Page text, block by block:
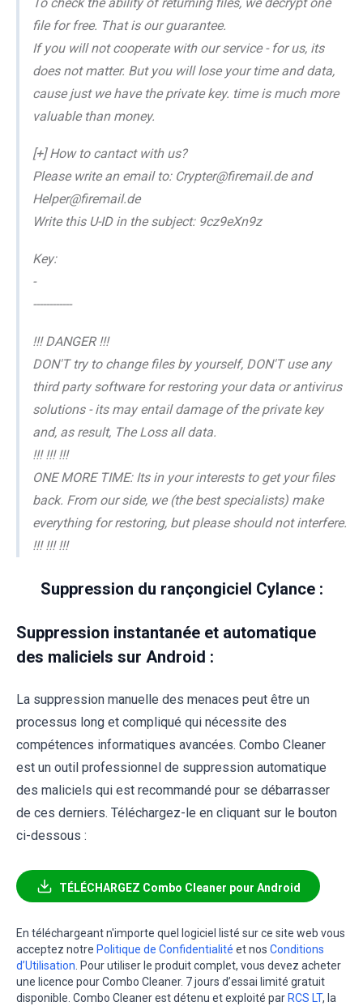
file for free. That is our guarantee.
If you will not cooperate with our service - for us, its
does not matter. But you will lose your time and data,
cause just we have the private key. time is much more
valuable than money.
[+] How to cantact with us?
Please write an email to: Crypter@firemail.de and
Helper@firemail.de
Write this U-ID in the subject: 9cz9eXn9z
Key:
-
------------
!!! DANGER !!!
DON'T try to change files by yourself, DON'T use any
third party software for restoring your data or antivirus
solutions - its may entail damage of the private key
and, as result, The Loss all data.
!!! !!! !!!
ONE MORE TIME: Its in your interests to get your files
back. From our side, we (the best specialists) make
everything for restoring, but please should not interfere.
!!! !!! !!!
Suppression du rançongiciel Cylance :
Suppression instantanée et automatique
des maliciels sur Android :
La suppression manuelle des menaces peut être un
processus long et compliqué qui nécessite des
compétences informatiques avancées. Combo Cleaner
est un outil professionnel de suppression automatique
des maliciels qui est recommandé pour se débarrasser
de ces derniers. Téléchargez-le en cliquant sur le bouton
ci-dessous :
TÉLÉCHARGEZ Combo Cleaner pour Android
En téléchargeant n'importe quel logiciel listé sur ce site web vous
acceptez notre Politique de Confidentialité et nos Conditions
d’Utilisation . Pour utiliser le produit complet, vous devez acheter
une licence pour Combo Cleaner. 7 jours d’essai limité gratuit
disponible. Combo Cleaner est détenu et exploité par RCS LT, la